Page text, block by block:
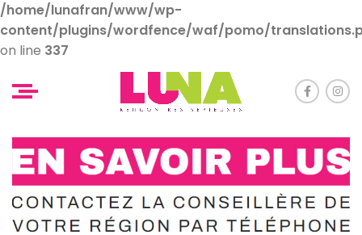
/home/lunafran/www/wp-
content/plugins/wordfence/waf/pomo/
on line 337